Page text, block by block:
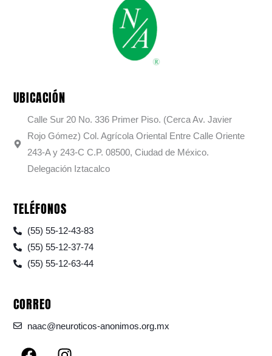
UBICACIÓN
Calle Sur 20 No. 336 Primer Piso. (Cerca Av. Javier
Rojo Gómez) Col. Agrícola Oriental Entre Calle Oriente
243-A y 243-C C.P. 08500, Ciudad de México.
Delegación Iztacalco
TELÉFONOS
(55) 55-12-43-83
(55) 55-12-37-74
(55) 55-12-63-44
CORREO
naac@neuroticos-anonimos.org.mx
F
I